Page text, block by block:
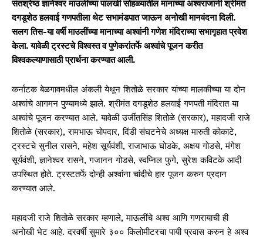
संतश्रेष्ठ ज्ञानेश्वर माउलींच्या पालखी सोहळ्यातील मानाच्या अश्वराजांनी श्रीमंत
दगडूशेठ हलवाई गणपतीला थेट सभामंडपात जाऊन अनोखी मानवंदना दिली.
सलग तिस-या वर्षी माउलींच्या मानाच्या अश्वांनी गणेश मंदिराच्या सभागृहात प्रवेश
केला. यावेळी ट्रस्टचे विश्वस्त व पुणेकरांतर्फे अश्वांचे पूजन करीत
विश्वकल्याणासाठी प्रार्थना करण्यात आली.
कर्नाटक बेळगावमधील अंकली येथून शितोळे सरकार यांच्या मालकीच्या या दोन
अश्वांचे आगमन पुण्यामध्ये झाले. श्रीमंत दगडूशेठ हलवाई गणपती मंदिरात या
अश्वांचे पूजन करण्यात आले. यावेळी उर्जीतसिंह शितोळे (सरकार), महादजी राजे
शितोळे (सरकार), रामभाऊ चोपदार, दिंडी संघटनेचे अध्यक्ष मारुती कोकाटे,
ट्रस्टचे सुनील रासने, महेश सूर्यवंशी, राजाभाऊ घोडके, अक्षय गोडसे, मंगेश
सूर्यवंशी, ज्ञानेश्वर रासने, गजानन गोडसे, स्वप्निल फुगे, सुरेश कविटके आदी
उपस्थित होते. ट्रस्टतर्फे दोन्ही अश्वांना चांदीचे हार पूजन करुन प्रदान
करण्यात आले.
महादजी राजे शितोळे सरकार म्हणाले, माऊलींचे अश्व आणि गणरायाची ही
अनोखी भेट आहे. दरवर्षी सुमारे ३०० किलोमीटरचा पायी प्रवास करुन हे अश्व